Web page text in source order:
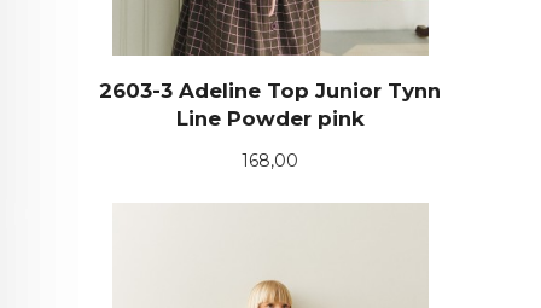
2603-3 Adeline Top Junior Tynn
Line Powder pink
Pris
168,00